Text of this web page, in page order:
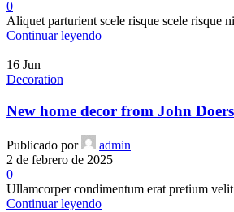
0
Aliquet parturient scele risque scele risque
Continuar leyendo
16 Jun
Decoration
New home decor from John
Publicado por
admin
2 de febrero de 2025
0
Ullamcorper condimentum erat pretium
Continuar leyendo